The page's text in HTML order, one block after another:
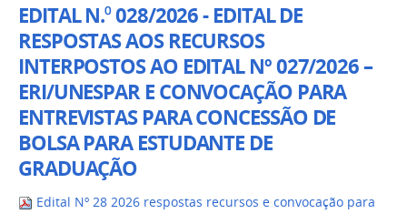
EDITAL N.⁰ 028/2026 - EDITAL DE
RESPOSTAS AOS RECURSOS
INTERPOSTOS AO EDITAL Nº 027/2026 –
ERI/UNESPAR E CONVOCAÇÃO PARA
ENTREVISTAS PARA CONCESSÃO DE
BOLSA PARA ESTUDANTE DE
GRADUAÇÃO
Edital Nº 28 2026 respostas recursos e convocação para